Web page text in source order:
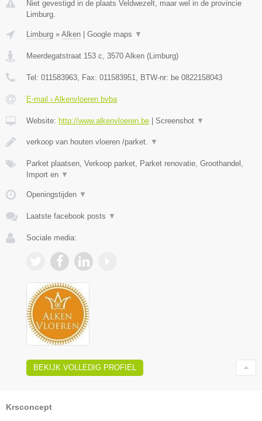
Niet gevestigd in de plaats Veldwezelt, maar wel in de provincie
Limburg.
Limburg » Alken Google maps ▼
Meerdegatstraat 153 c, 3570 Alken (Limburg)
Tel: 011583963, Fax: 011583951, BTW-nr: be 0822158043
E-mail › Alkenvloeren bvba
Website: http://www.alkenvloeren.be Screenshot ▼
verkoop van houten vloeren /parket. ▼
Parket plaatsen, Verkoop parket, Parket renovatie, Groothandel,
Import en ▼
Openingstijden ▼
Laatste facebook posts ▼
Sociale media:
BEKIJK VOLLEDIG PROFIEL
Krsconcept